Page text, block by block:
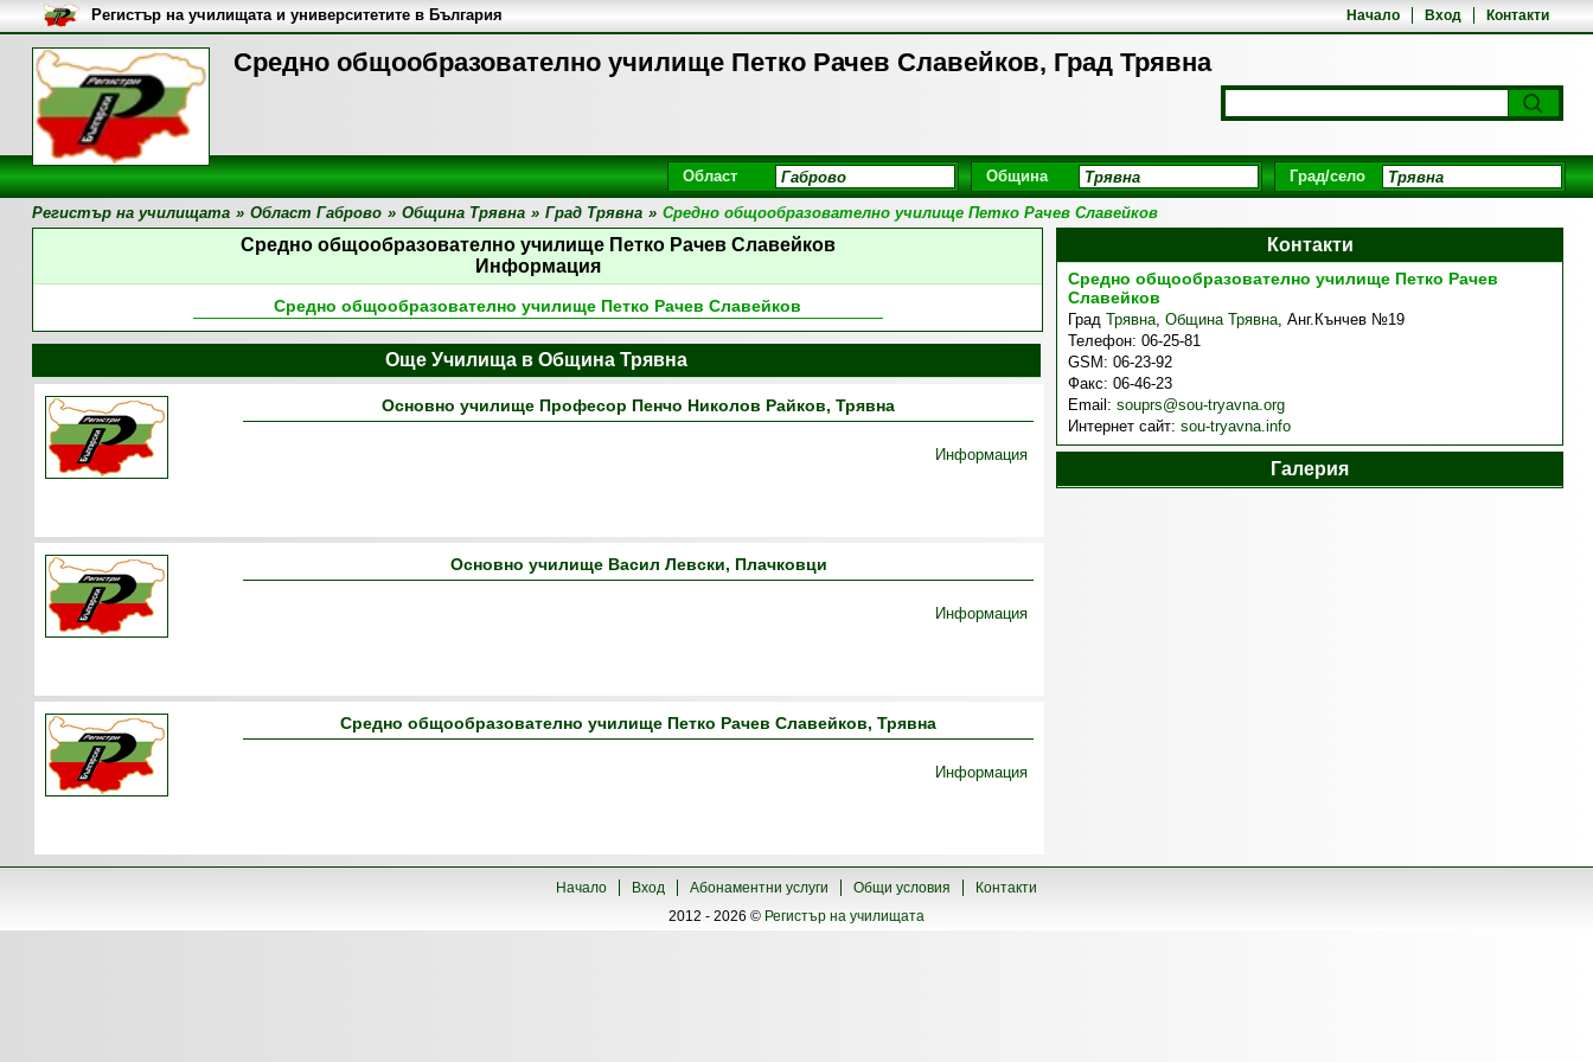
Средно общообразователно училище Петко Рачев Славейков, Град Трявна
Начало Вход Контакти
Регистър на училищата и университетите в България
Област Община Град/село
Регистър на училищата » Област Габрово » Община Трявна » Град Трявна » Средно общообразователно училище Петко Рачев Славейков
Средно общообразователно училище Петко Рачев Славейков
Информация
Средно общообразователно училище Петко Рачев Славейков
Контакти
Средно общообразователно училище Петко Рачев
Славейков
Град Трявна, Община Трявна, Анг.Кънчев №19
Телефон: 06-25-81
GSM: 06-23-92
Факс: 06-46-23
Email: souprs@sou-tryavna.org
Интернет сайт: sou-tryavna.info
Галерия
Още Училища в Община Трявна
Основно училище Професор Пенчо Николов Райков, Трявна
Информация
Основно училище Васил Левски, Плачковци
Информация
Средно общообразователно училище Петко Рачев Славейков, Трявна
Информация
Начало Вход Абонаментни услуги Общи условия
Контакти
2012 - 2026 © Регистър на училищата